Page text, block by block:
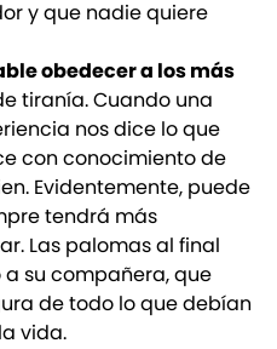
y que nadie quiere
obedecer a los más
tiranía. Cuando una
nos dice lo que
con conocimiento de
Evidentemente, puede
tendrá más
Las palomas al final
su compañera, que
de todo lo que debían
vida.